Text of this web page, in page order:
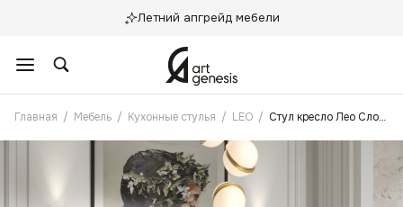
Летний апгрейд мебели
Главная / Мебель / Кухонные стулья / LEO / Стул кресло Лео Слоновая кость с поворотным механизмом, Золотые ножки